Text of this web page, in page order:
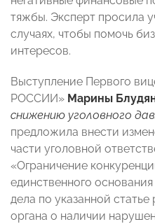
тяжбы. Эксперт просила
случаях, чтобы помочь
интересов.
Выступление Первого
РОССИИ» Марины
снижению уголовного
предложила внести
части уголовной
«Ограничение
единственного
дела по указанной
органа о наличии